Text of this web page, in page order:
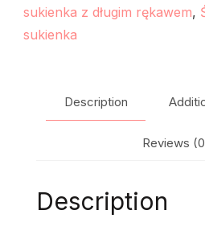
sukienka z długim rękawem,
sukienka
Description
Reviews
Description